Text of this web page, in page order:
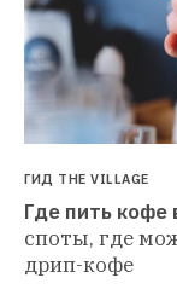
ГИД THE VILLAGE
Где пить кофе
споты, где
дрип-кофе